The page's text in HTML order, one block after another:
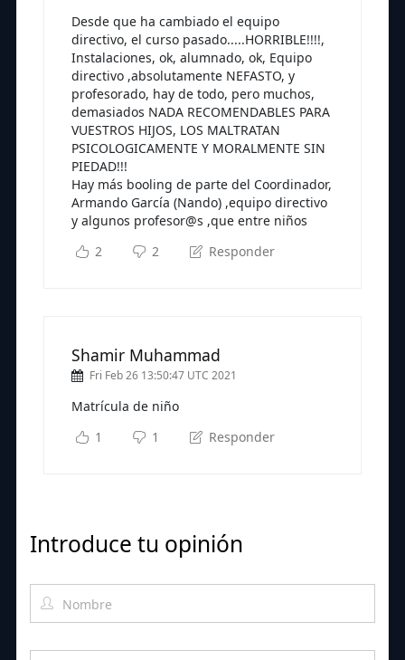
Desde que ha cambiado el equipo
directivo, el curso pasado.....HORRIBLE!!!!,
Instalaciones, ok, alumnado, ok, Equipo
directivo ,absolutamente NEFASTO, y
profesorado, hay de todo, pero muchos,
demasiados NADA RECOMENDABLES PARA
VUESTROS HIJOS, LOS MALTRATAN
PSICOLOGICAMENTE Y MORALMENTE SIN
PIEDAD!!!
Hay más booling de parte del Coordinador,
Armando García (Nando) ,equipo directivo
y algunos profesor@s ,que entre niños
2
2 Responder
Shamir Muhammad
Fri Feb 26 13:50:47 UTC 2021
Matrícula de niño
1
1 Responder
Introduce tu opinión